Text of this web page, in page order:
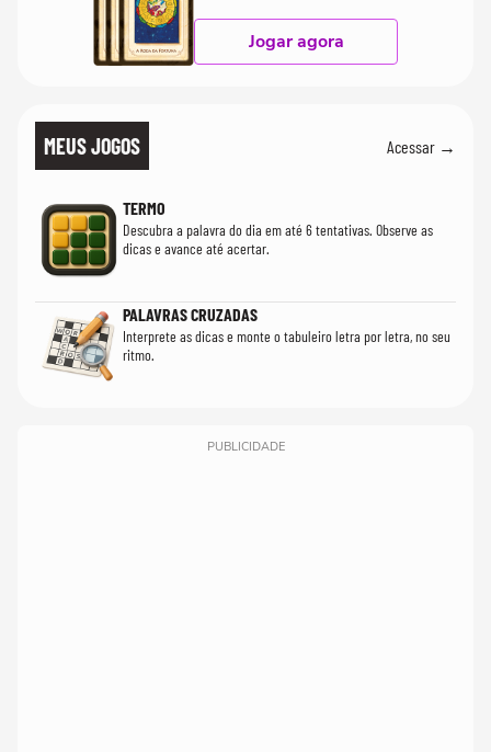
Jogar agora
MEUS JOGOS Acessar →
TERMO
Descubra a palavra do dia em até 6 tentativas. Observe as
dicas e avance até acertar.
PALAVRAS CRUZADAS
Interprete as dicas e monte o tabuleiro letra por letra, no seu
ritmo.
PUBLICIDADE